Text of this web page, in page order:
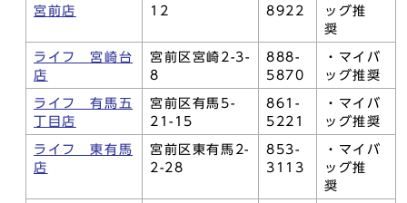
宮前店
12
8922
ッグ推
奨
ライフ 宮崎台
店
宮前区宮崎2-3-
8
888-
5870
・マイバ
ッグ推奨
ライフ 有馬五
丁目店
宮前区有馬5-
21-15
861-
5221
・マイバ
ッグ推奨
ライフ 東有馬
店
宮前区東有馬2-
2-28
853-
3113
・マイバ
ッグ推
奨